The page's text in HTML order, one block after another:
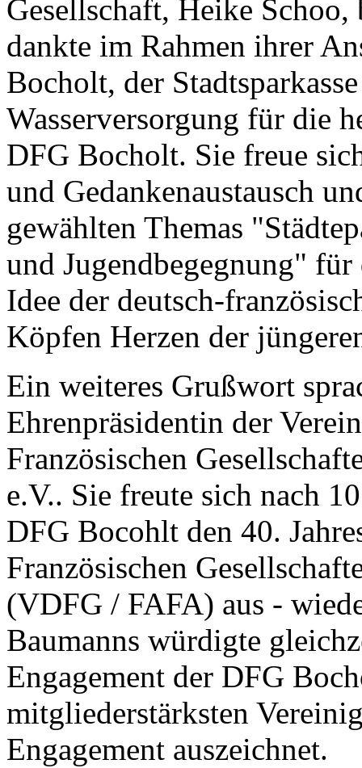
Gesellschaft, Heike
dankte im Rahmen ihrer
Bocholt, der
Wasserversorgung für die
DFG Bocholt. Sie freue
und Gedankenaustausch
gewählten Themas
und Jugendbegegnung"
Idee der deutsch-
Köpfen Herzen der
Ein weiteres Grußwort
Ehrenpräsidentin der
Französischen
e.V.. Sie freute sich nach
DFG Bocohlt den 40.
Französischen
(VDFG / FAFA) aus -
Baumanns würdigte
Engagement der DFG
mitgliederstärksten
Engagement auszeichnet.